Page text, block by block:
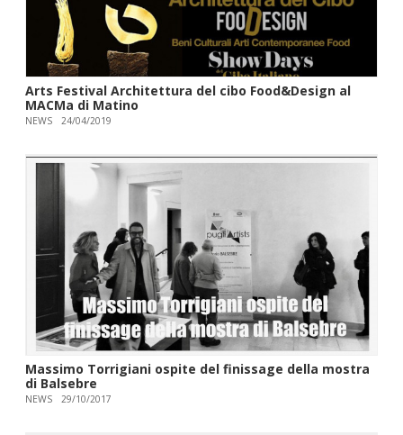
Arts Festival Architettura del cibo Food&Design al
MACMa di Matino
NEWS 24/04/2019
Massimo Torrigiani ospite del finissage della mostra
di Balsebre
NEWS 29/10/2017